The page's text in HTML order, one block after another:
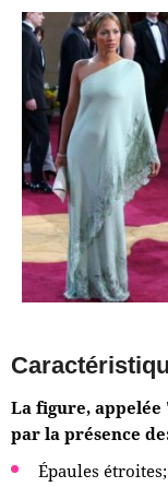
La figure,
par la présence
Épaules étroites;